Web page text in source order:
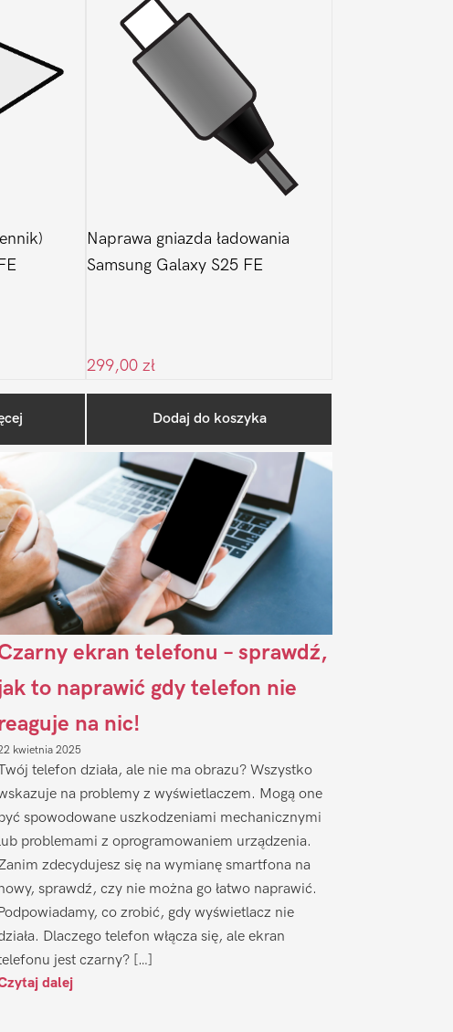
Naprawa gniazda ładowania
Samsung Galaxy S25 FE
299,00 zł
Dodaj do koszyka
Sidebar
ekran telefonu – sprawdź,
to naprawić gdy telefon nie
na nic!
kwietnia 2025
telefon działa, ale nie ma obrazu? Wszystko
na problemy z wyświetlaczem. Mogą one
spowodowane uszkodzeniami mechanicznymi
problemami z oprogramowaniem urządzenia.
zdecydujesz się na wymianę smartfona na
sprawdź, czy nie można go łatwo naprawić.
co zrobić, gdy wyświetlacz nie
Dlaczego telefon włącza się, ale ekran
jest czarny? […]
dalej